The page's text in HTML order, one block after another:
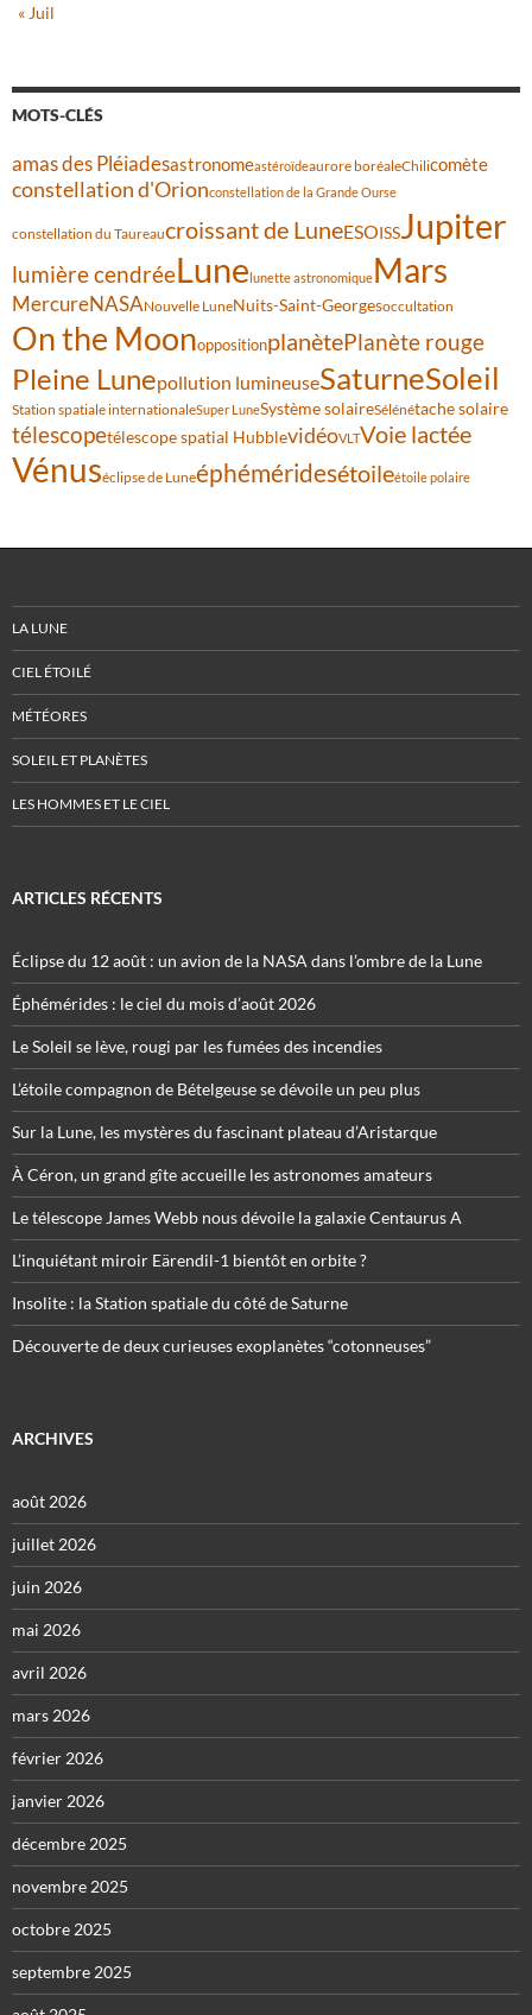
« Juil
MOTS-CLÉS
amas des Pléiadesastronomeastéroïdeaurore boréaleChilicomète
constellation d'Orionconstellation de la Grande Ourse
constellation du Taureaucroissant de LuneESOISSJupiter
lumière cendréeLune lunette astronomiqueMars
MercureNASANouvelle LuneNuits-Saint-Georgesoccultation
On the MoonoppositionplanètePlanète rouge
Pleine Lunepollution lumineuseSaturneSoleil
Station spatiale internationaleSuper LuneSystème solaireSélénétache solaire
télescopetélescope spatial HubblevidéoVLTVoie lactée
Vénuséclipse de Luneéphéméridesétoileétoile polaire
LA LUNE
CIEL ÉTOILÉ
MÉTÉORES
SOLEIL ET PLANÈTES
LES HOMMES ET LE CIEL
ARTICLES RÉCENTS
Éclipse du 12 août : un avion de la NASA dans l’ombre de la Lune
Éphémérides : le ciel du mois d’août 2026
Le Soleil se lève, rougi par les fumées des incendies
L’étoile compagnon de Bételgeuse se dévoile un peu plus
Sur la Lune, les mystères du fascinant plateau d’Aristarque
À Céron, un grand gîte accueille les astronomes amateurs
Le télescope James Webb nous dévoile la galaxie Centaurus A
L’inquiétant miroir Eärendil-1 bientôt en orbite ?
Insolite : la Station spatiale du côté de Saturne
Découverte de deux curieuses exoplanètes “cotonneuses”
ARCHIVES
août 2026
juillet 2026
juin 2026
mai 2026
avril 2026
mars 2026
février 2026
janvier 2026
décembre 2025
novembre 2025
octobre 2025
septembre 2025